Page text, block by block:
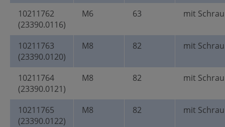
10211762
(23390.0116)
M6 63 mit
10211763
(23390.0120)
M8 82 mit
10211764
(23390.0121)
M8 82 mit
10211765
(23390.0122)
M8 82 mit